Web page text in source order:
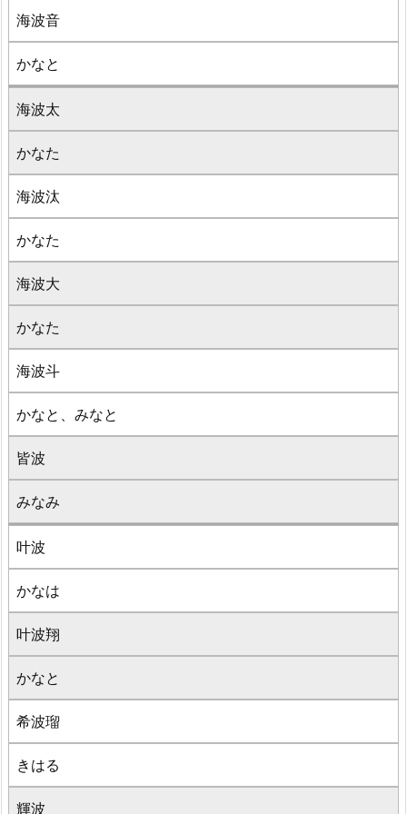
海波音
かなと
海波太
かなた
海波汰
かなた
海波大
かなた
海波斗
かなと、みなと
皆波
みなみ
叶波
かなは
叶波翔
かなと
希波瑠
きはる
輝波